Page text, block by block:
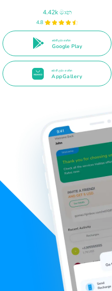
4.42k මාන
4.8
මෙහි ලබා ගන්න
Google Play
මෙහි ලබා ගන්න
AppGallery